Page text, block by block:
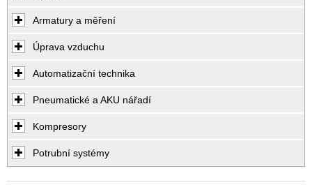
Armatury a měření
Úprava vzduchu
Automatizační technika
Pneumatické a AKU nářadí
Kompresory
Potrubní systémy